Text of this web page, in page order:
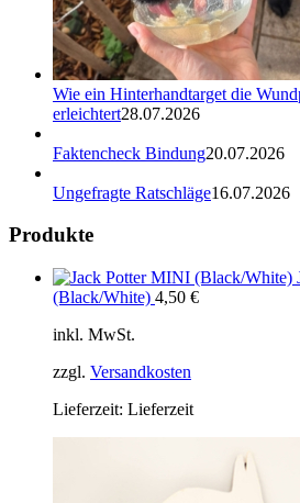
Wie ein Hinterhandtarget die
erleichtert28.07.2026
Faktencheck Bindung20.07.2026
Ungefragte Ratschläge16.07.2026
Produkte
(Black/White) 4,50 €
inkl. MwSt.
zzgl. Versandkosten
Lieferzeit: Lieferzeit